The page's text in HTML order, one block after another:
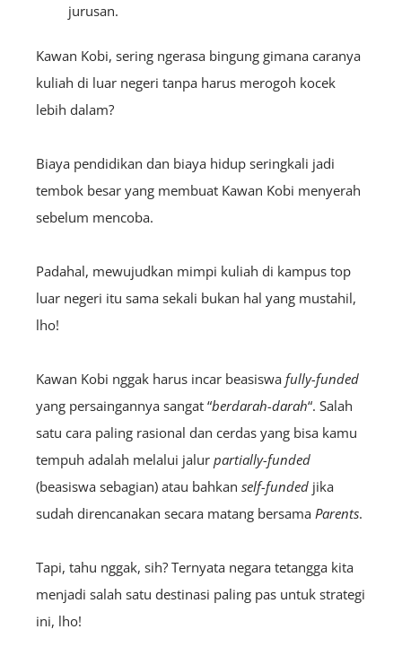
jurusan.
Kawan Kobi, sering ngerasa bingung gimana caranya
kuliah di luar negeri tanpa harus merogoh kocek
lebih dalam?
Biaya pendidikan dan biaya hidup seringkali jadi
tembok besar yang membuat Kawan Kobi menyerah
sebelum mencoba.
Padahal, mewujudkan mimpi kuliah di kampus top
luar negeri itu sama sekali bukan hal yang mustahil,
lho!
Kawan Kobi nggak harus incar beasiswa fully-funded
yang persaingannya sangat “berdarah-darah“. Salah
satu cara paling rasional dan cerdas yang bisa kamu
tempuh adalah melalui jalur partially-funded
(beasiswa sebagian) atau bahkan self-funded jika
sudah direncanakan secara matang bersama Parents.
Tapi, tahu nggak, sih? Ternyata negara tetangga kita
menjadi salah satu destinasi paling pas untuk strategi
ini, lho!